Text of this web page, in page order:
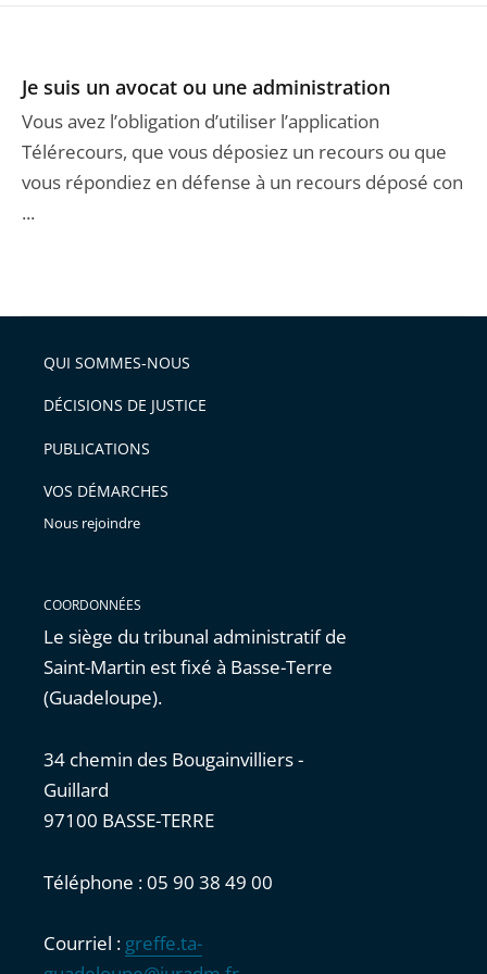
Je suis un avocat ou une administration
Vous avez l’obligation d’utiliser l’application
Télérecours, que vous déposiez un recours ou que
vous répondiez en défense à un recours déposé con
...
QUI SOMMES-NOUS
DÉCISIONS DE JUSTICE
PUBLICATIONS
VOS DÉMARCHES
Nous rejoindre
COORDONNÉES
Le siège du tribunal administratif de
Saint-Martin est fixé à Basse-Terre
(Guadeloupe).
34 chemin des Bougainvilliers -
Guillard
97100 BASSE-TERRE
Téléphone : 05 90 38 49 00
Courriel : greffe.ta-